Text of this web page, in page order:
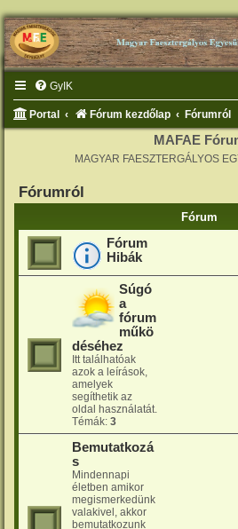
GyIK
Portal Fórum kezdőlap Fórumról
MAFAE
MAGYAR FAESZTERGÁLYOS
Fórumról
Fórum
Fórum
Hibák
Súgó
a
fórum
műkö
déséhez
Itt találhatóak
azok a leírások,
amelyek
segíthetik az
oldal használatát.
Témák: 3
Bemutatkozá
s
Mindennapi
életben amikor
megismerkedünk
valakivel, akkor
bemutatkozunk